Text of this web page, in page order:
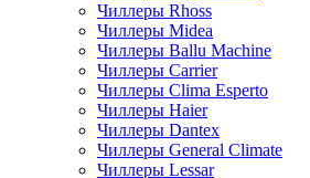
Чиллеры Rhoss
Чиллеры Midea
Чиллеры Ballu Machine
Чиллеры Carrier
Чиллеры Clima Esperto
Чиллеры Haier
Чиллеры Dantex
Чиллеры General Climate
Чиллеры Lessar